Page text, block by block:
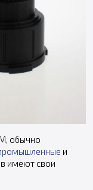
обычно
и
имеют свои